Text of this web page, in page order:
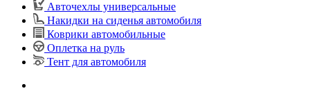
Авточехлы универсальные
Накидки на сиденья автомобиля
Коврики автомобильные
Оплетка на руль
Тент для автомобиля